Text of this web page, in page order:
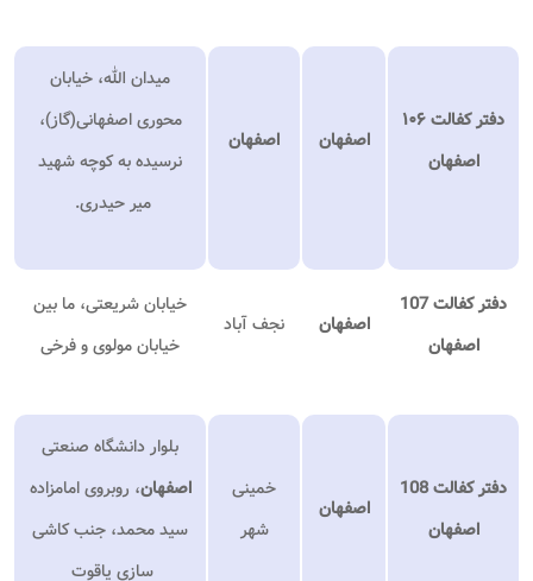
دفتر کفالت ۱۰۶
اصفهان
اصفهان اصفهان
میدان الله، خیابان
محوری اصفهانی(گاز)،
نرسیده به کوچه شهید
میر حیدری.
دفتر کفالت 107
اصفهان
اصفهان نجف آباد
خیابان شریعتی، ما بین
خیابان مولوی و فرخی
دفتر کفالت 108
اصفهان
اصفهان
خمینی
شهر
بلوار دانشگاه صنعتی
اصفهان، روبروی امامزاده
سید محمد، جنب کاشی
سازی یاقوت